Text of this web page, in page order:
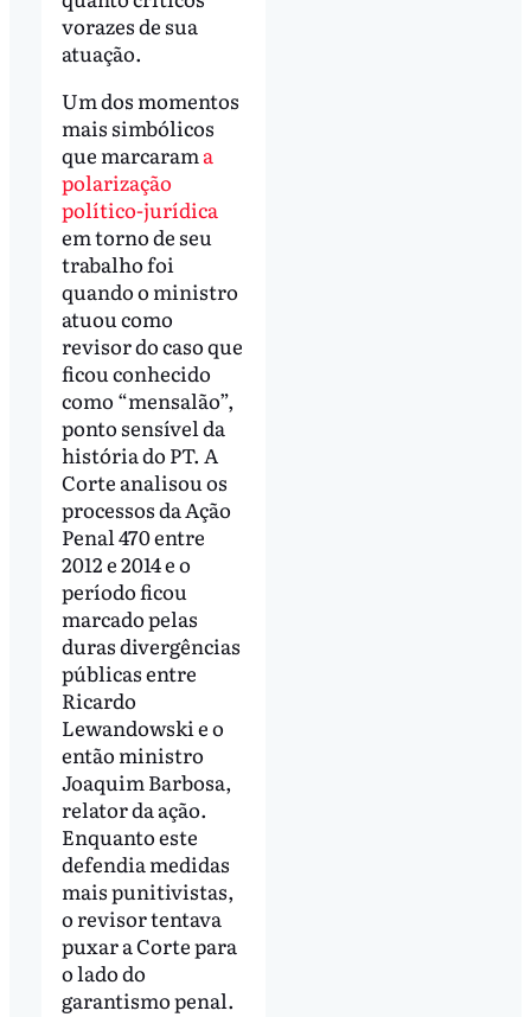
vorazes de sua
atuação.
Um dos momentos
mais simbólicos
que marcarama
polarização
político-jurídica
em torno de seu
trabalho foi
quando o ministro
atuou como
revisor do caso que
ficou conhecido
como “mensalão”,
ponto sensível da
história do PT. A
Corte analisou os
processos da Ação
Penal 470 entre
2012 e 2014 e o
período ficou
marcado pelas
duras divergências
públicas entre
Ricardo
Lewandowski e o
então ministro
Joaquim Barbosa,
relator da ação.
Enquanto este
defendia medidas
mais punitivistas,
o revisor tentava
puxar a Corte para
o lado do
garantismo penal.